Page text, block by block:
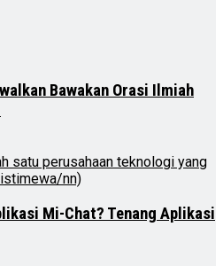
Bawakan Orasi Ilmiah
Mi-Chat? Tenang Aplikasi